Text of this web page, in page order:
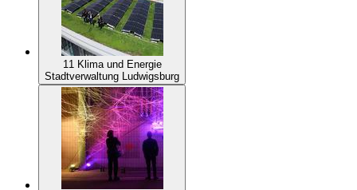
11 Klima und Energie
Stadtverwaltung Ludwigsburg